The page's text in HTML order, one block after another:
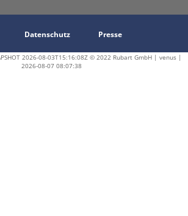
Datenschutz Presse
2026-08-03T15:16:08Z © 2022 Rubart GmbH | venus |
2026-08-07 08:07:38